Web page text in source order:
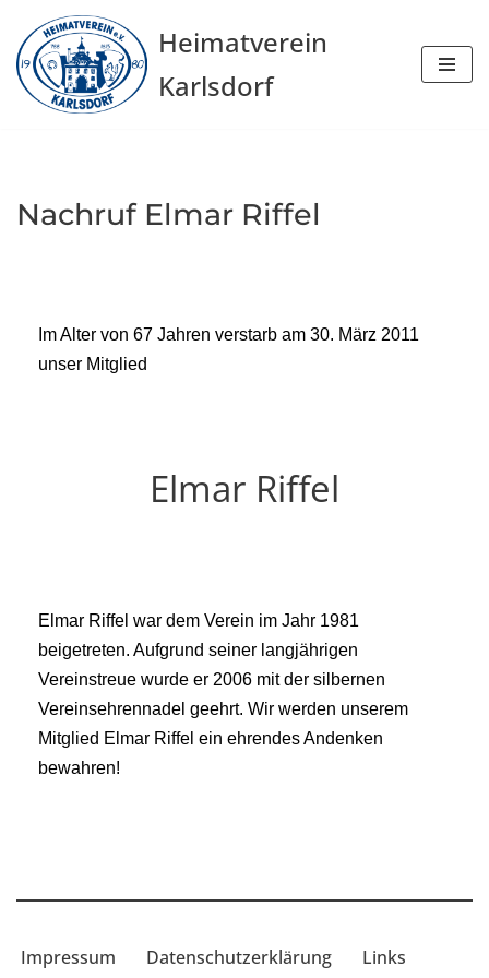
Zum
Inhalt
springen
Heimatverein
Karlsdorf
Nachruf Elmar Riffel
Im Alter von 67 Jahren verstarb am 30. März 2011
unser Mitglied
Elmar Riffel
Elmar Riffel war dem Verein im Jahr 1981
beigetreten. Aufgrund seiner langjährigen
Vereinstreue wurde er 2006 mit der silbernen
Vereinsehrennadel geehrt. Wir werden unserem
Mitglied Elmar Riffel ein ehrendes Andenken
bewahren!
Impressum Datenschutzerklärung Links